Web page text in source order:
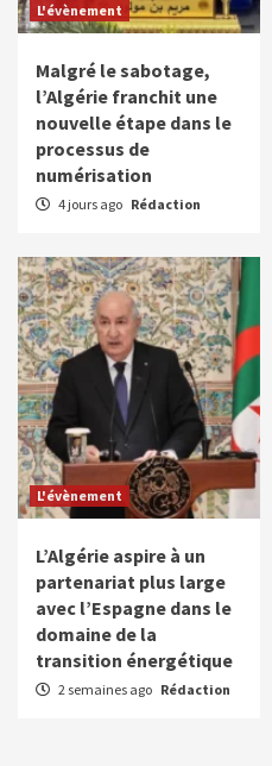
L'évènement
Malgré le sabotage,
l’Algérie franchit une
nouvelle étape dans le
processus de
numérisation
4 jours ago Rédaction
L'évènement
L’Algérie aspire à un
partenariat plus large
avec l’Espagne dans le
domaine de la
transition énergétique
2 semaines ago Rédaction